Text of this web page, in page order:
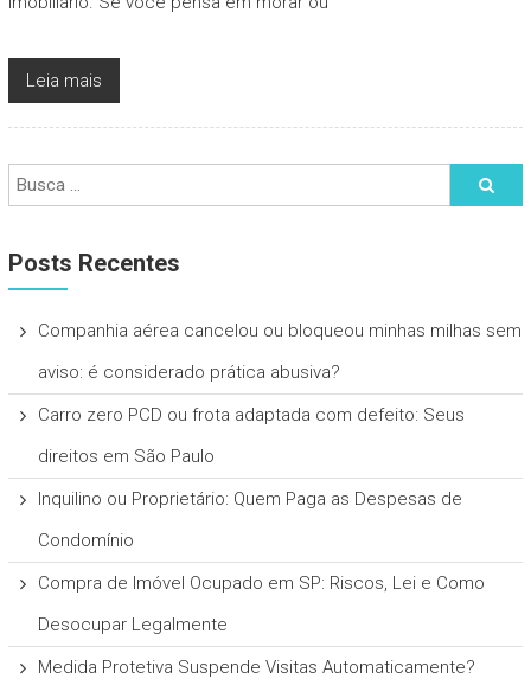
Leia mais
Posts Recentes
Companhia aérea cancelou ou bloqueou minhas milhas sem
aviso: é considerado prática abusiva?
Carro zero PCD ou frota adaptada com defeito: Seus
direitos em São Paulo
Inquilino ou Proprietário: Quem Paga as Despesas de
Condomínio
Compra de Imóvel Ocupado em SP: Riscos, Lei e Como
Desocupar Legalmente
Medida Protetiva Suspende Visitas Automaticamente?